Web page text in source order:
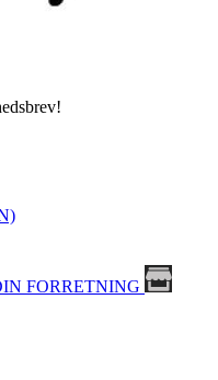
FORRETNING